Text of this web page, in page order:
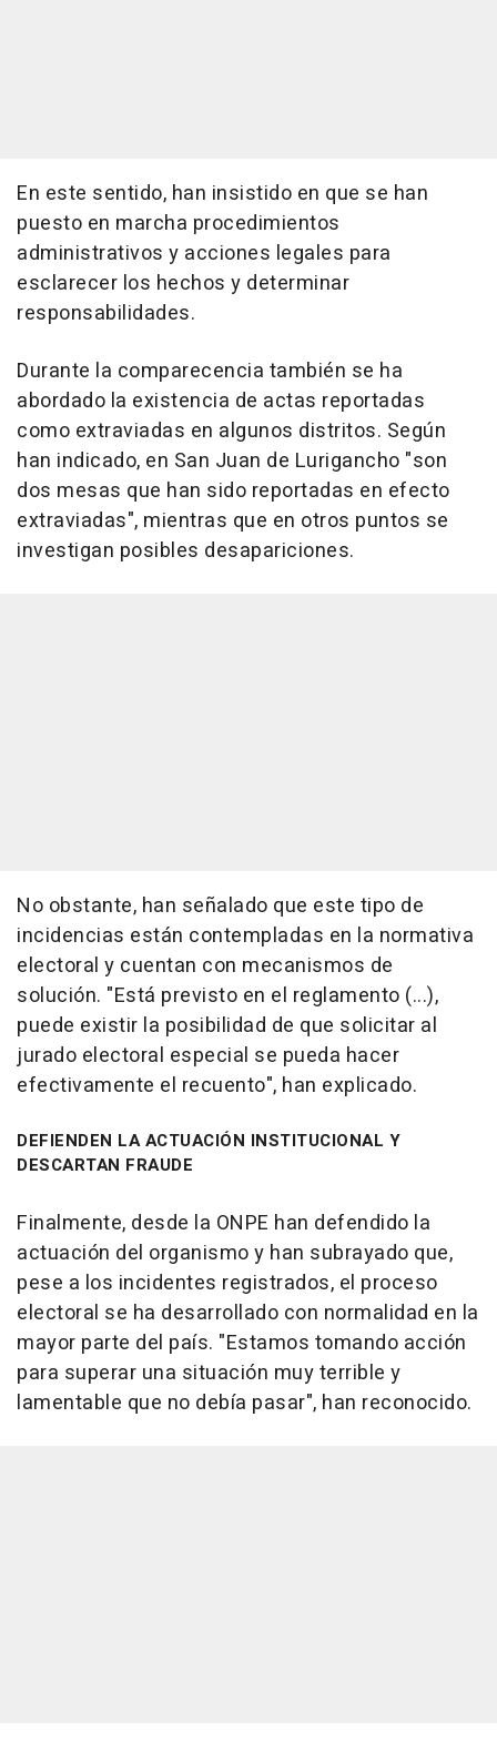
En este sentido, han insistido en que se han
puesto en marcha procedimientos
administrativos y acciones legales para
esclarecer los hechos y determinar
responsabilidades.
Durante la comparecencia también se ha
abordado la existencia de actas reportadas
como extraviadas en algunos distritos. Según
han indicado, en San Juan de Lurigancho "son
dos mesas que han sido reportadas en efecto
extraviadas", mientras que en otros puntos se
investigan posibles desapariciones.
No obstante, han señalado que este tipo de
incidencias están contempladas en la normativa
electoral y cuentan con mecanismos de
solución. "Está previsto en el reglamento (...),
puede existir la posibilidad de que solicitar al
jurado electoral especial se pueda hacer
efectivamente el recuento", han explicado.
DEFIENDEN LA ACTUACIÓN INSTITUCIONAL Y
DESCARTAN FRAUDE
Finalmente, desde la ONPE han defendido la
actuación del organismo y han subrayado que,
pese a los incidentes registrados, el proceso
electoral se ha desarrollado con normalidad en la
mayor parte del país. "Estamos tomando acción
para superar una situación muy terrible y
lamentable que no debía pasar", han reconocido.